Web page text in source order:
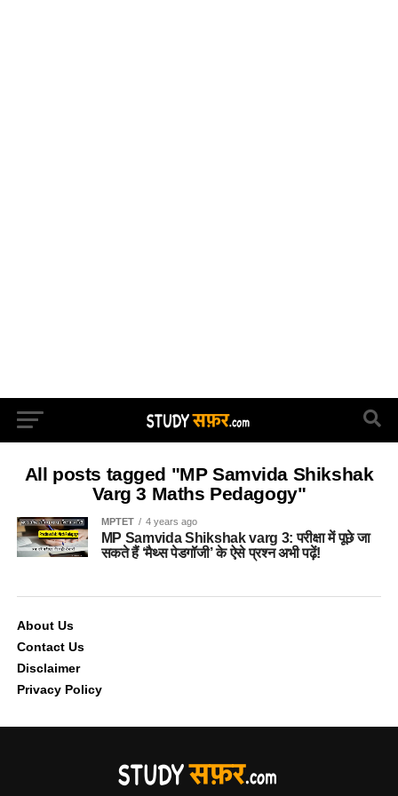
All posts tagged "MP Samvida Shikshak
Varg 3 Maths Pedagogy"
MPTET 4 years ago
MP Samvida Shikshak varg 3: परीक्षा में पूछे जा
सकते हैं ‘मैथ्स पेडगॉजी’ के ऐसे प्रश्न अभी पढ़ें!
About Us
Contact Us
Disclaimer
Privacy Policy